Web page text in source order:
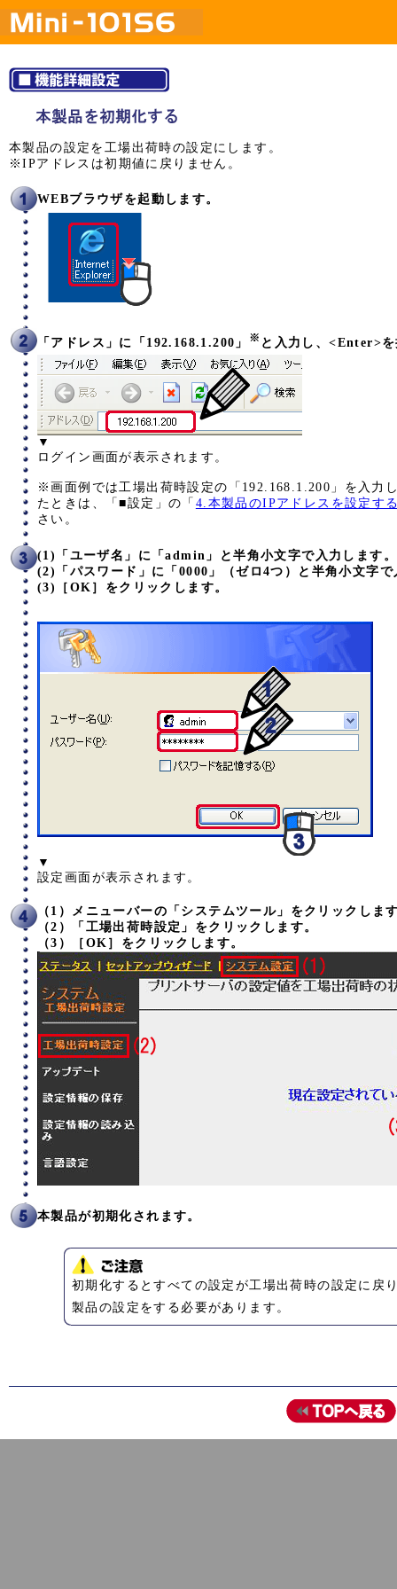
本製品の設定を工場出荷時の設定にします。
※IPアドレスは初期値に戻りません。
WEBブラウザを起動します。
「アドレス」に「192.168.1.200」 ※ と入力し、<Enter>
▼
ログイン画面が表示されます。
※画面例では工場出荷時設定の「192.168.1.200」を入力
たときは、「■設定」の「 4.本製品のIPアドレスを設定す
さい。
(1)「ユーザ名」に「admin」と半角小文字で入力します。
(2)「パスワード」に「0000」（ゼロ4つ）と半角小文字
(3)［OK］をクリックします。
▼
設定画面が表示されます。
（1）メニューバーの「システムツール」をクリックしま
（2）「工場出荷時設定」をクリックします。
（3）［OK］をクリックします。
本製品が初期化されます。
初期化するとすべての設定が工場出荷時の設定に戻
製品の設定をする必要があります。